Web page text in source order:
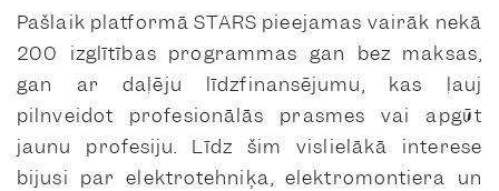
Pašlaik platformā STARS pieejamas vairāk nekā
200 izglītības programmas gan bez maksas,
gan ar daļēju līdzfinansējumu, kas ļauj
pilnveidot profesionālās prasmes vai apgūt
jaunu profesiju. Līdz šim vislielākā interese
bijusi par elektrotehniķa, elektromontiera un